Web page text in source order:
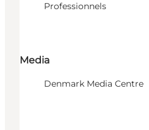
Professionnels
Media
Denmark Media Centre